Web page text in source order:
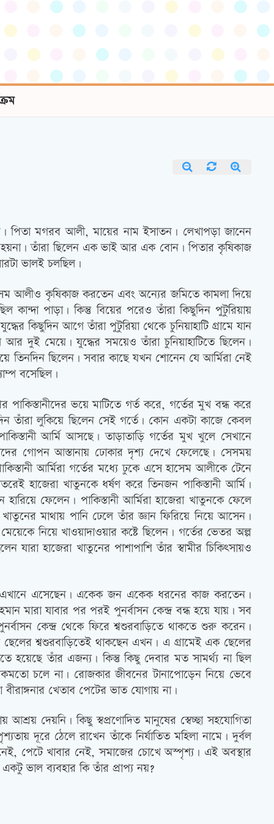
পিতা মগরব আলী, মায়ের নাম ইসাতন। লেখাপড়া জানেন
তাঁরা ছিলেন এক ভাই আর এক বোন। পিতার কৃষিকাজ
ভালই চলছিল।
আলীও কৃষিকাজ করতেন এবং অন্যের জমিতে কামলা দিয়ে
কান্দা পাড়া। কিন্তু বিয়ের পরেও তাঁরা কিছুদিন পুটুরিয়ায়
কিছুদিন আগে তাঁরা পুটুরিয়া থেকে চুনিয়াহাটি গ্রামে যান
দুই মেয়ে। যুদ্ধের সময়েও তাঁরা চুনিয়াহাটিতে ছিলেন।
তিনদিন ছিলেন। সবার কাছে যখন শোনেন যে আর্মিরা নেই
বসেছিল।
ভয়ে মাটিতে গর্ত করে, গর্তের মুখ বন্ধ করে
তাঁরা লুকিয়ে ছিলেন সেই গর্তে। কোন একটা কাজে কেবল
আর্মি আসছে। তাড়াতাড়ি গর্তের মুখ খুলে সেখানে
গোপন আস্তানায় ঢোকার দৃশ্য দেখে ফেলেছে। সেসময়
আর্মিরা গর্তের মধ্যে ঢুকে এসে হাসেম আলীকে টেনে
হাজেরা খাতুনকে ধর্ষণ করে তিনজন পাকিস্তানী আর্মি।
ফেলেন। পাকিস্তানী আর্মিরা হাজেরা খাতুনকে ফেলে
মাথায় পানি ঢেলে তাঁর জ্ঞান ফিরিয়ে নিয়ে আসেন।
নিয়ে খাওয়াদাওয়ার কষ্টে ছিলেন। গর্তের ভেতর অল্প
যারা হাজেরা খাতুনের পাশাপাশি তাঁর স্বামীর চিকিৎসায়ও
এখানে এসেছেন। একেক জন একেক ধরনের কাজ করতেন।
মারা যাবার পর পরই পুনর্বাসন কেন্দ্র বন্ধ হয়ে যায়। সব
কেন্দ্র থেকে ফিরে শ্বশুরবাড়িতে থাকতে শুরু করেন।
শ্বশুরবাড়িতেই থাকছেন এখন। এ গ্রামেই এক ছেলের
তাঁর এজন্য। কিন্তু কিছু দেবার মত সামর্থ্য না ছিল
চলে না। রোজকার জীবনের টানাপোড়েন নিয়ে ভেবে
খেতাব পেটের ভাত যোগায় না।
আশ্রয় দেয়নি। কিছু স্বপ্রণোদিত মানুষের স্বেচ্ছা সহযোগিতা
দূরে ঠেলে রাখেন তাঁকে নির্যাতিত মহিলা নামে। দুর্বল
পেটে খাবার নেই, সমাজের চোখে অস্পৃশ্য। এই অবস্থার
ভাল ব্যবহার কি তাঁর প্রাপ্য নয়?